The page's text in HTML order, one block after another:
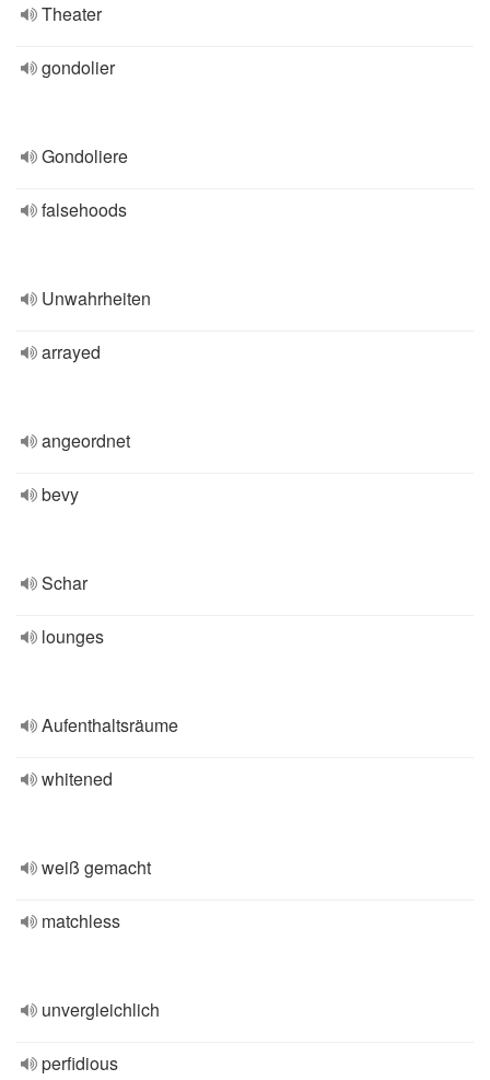
Theater
gondolier
Gondoliere
falsehoods
Unwahrheiten
arrayed
angeordnet
bevy
Schar
lounges
Aufenthaltsräume
whitened
weiß gemacht
matchless
unvergleichlich
perfidious